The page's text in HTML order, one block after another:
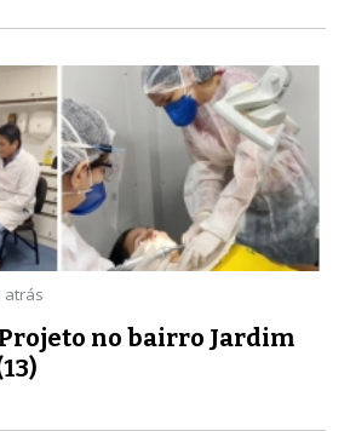
atrás
no bairro Jardim